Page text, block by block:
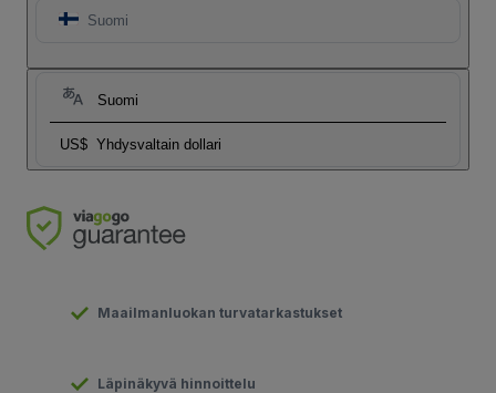
Suomi
Suomi
US$ Yhdysvaltain dollari
Maailmanluokan turvatarkastukset
Läpinäkyvä hinnoittelu